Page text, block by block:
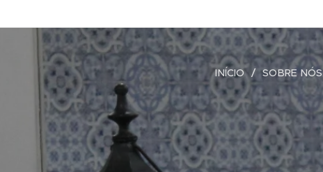
INÍCIO SOBRE NÓS